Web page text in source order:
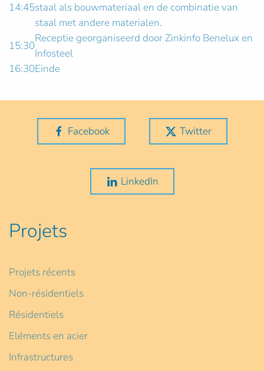
14:45staal als bouwmateriaal en de combinatie van
staal met andere materialen.
15:30
Receptie georganiseerd door Zinkinfo Benelux en
Infosteel
16:30Einde
Facebook Twitter
LinkedIn
Projets
Projets récents
Non-résidentiels
Résidentiels
Eléments en acier
Infrastructures